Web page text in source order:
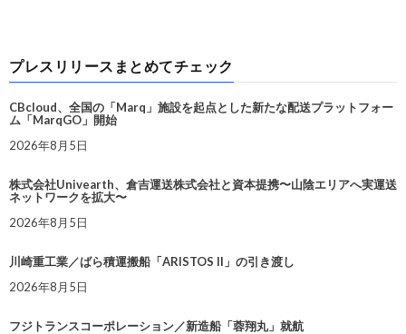
プレスリリースまとめてチェック
CBcloud、全国の「Marq」施設を起点とした新たな配送プラットフォー
ム「MarqGO」開始
2026年8月5日
株式会社Univearth、倉吉運送株式会社と資本提携〜山陰エリアへ実運送
ネットワークを拡大〜
2026年8月5日
川崎重工業／ばら積運搬船「ARISTOS II」の引き渡し
2026年8月5日
フジトランスコーポレーション／新造船「蓉翔丸」就航